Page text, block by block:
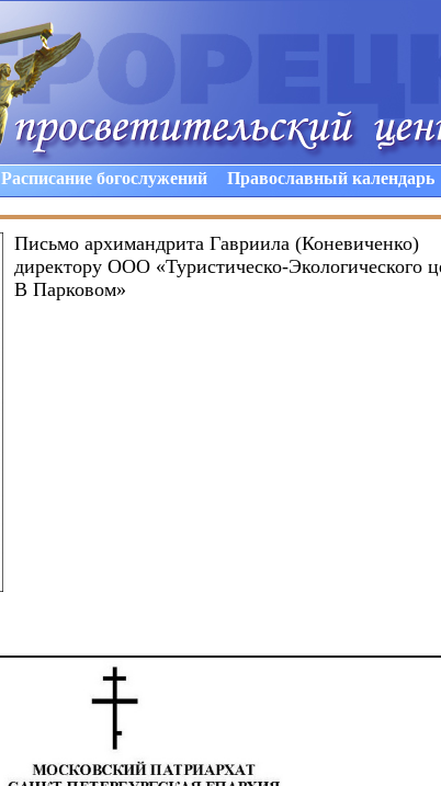
Расписание богослужений Православный календарь
Письмо архимандрита Гавриила (Коневиченко)
директору ООО «Туристическо-Экологического
В Парковом»